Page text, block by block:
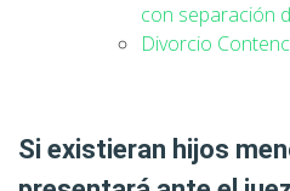
con separación
Divorcio
Si existieran hijos